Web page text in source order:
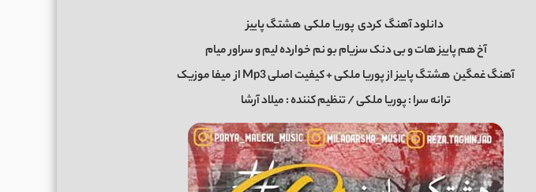
دانلود آهنگکردیپوریا ملکیهشتگ پاییز
آخ هم پاییز هات و بی دنک سزیام بو نم خوارده لیم و سراور میام
آهنگ غمگینهشتگ پاییز از پوریا ملکی + کیفیت اصلی Mp3 از
میفا موزیک
ترانه سرا : پوریا ملکی / تنظیم کننده : میلاد آرشا